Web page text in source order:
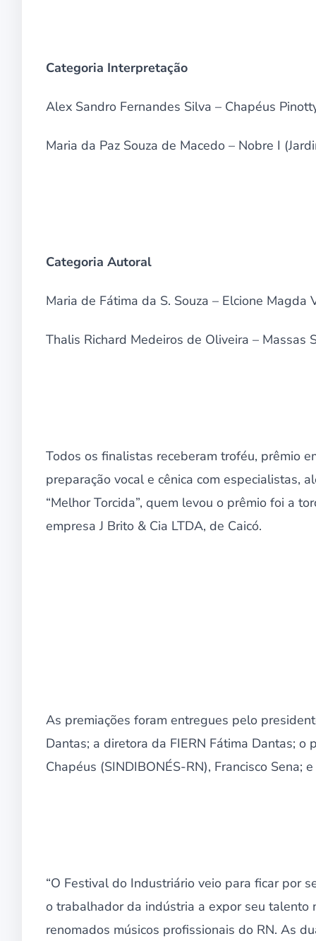
Categoria Interpretação
Alex Sandro Fernandes Silva – Chapéus
Maria da Paz Souza de Macedo – Nobre I
Categoria Autoral
Maria de Fátima da S. Souza – Elcione Magda
Thalis Richard Medeiros de Oliveira – Massas
Todos os finalistas receberam troféu, prêmio
preparação vocal e cênica com especialistas,
“Melhor Torcida”, quem levou o prêmio foi a
empresa J Brito & Cia LTDA, de Caicó.
As premiações foram entregues pelo
Dantas; a diretora da FIERN Fátima Dantas;
Chapéus (SINDIBONÉS-RN), Francisco
“O Festival do Industriário veio para ficar por
o trabalhador da indústria a expor seu talento
renomados músicos profissionais do RN. As